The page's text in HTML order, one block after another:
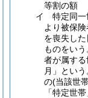
等割の額
イ
特定同
より被保
を喪失し
ものをい
者が属す
月」という
の(当該世
「特定世